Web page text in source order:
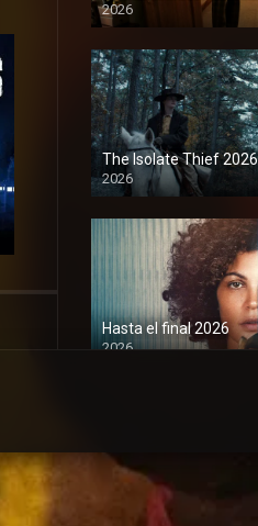
2026
1080P
The Isolate Thief 2026
2026
1080P
Hasta el final 2026
2026
Road to Everywhere